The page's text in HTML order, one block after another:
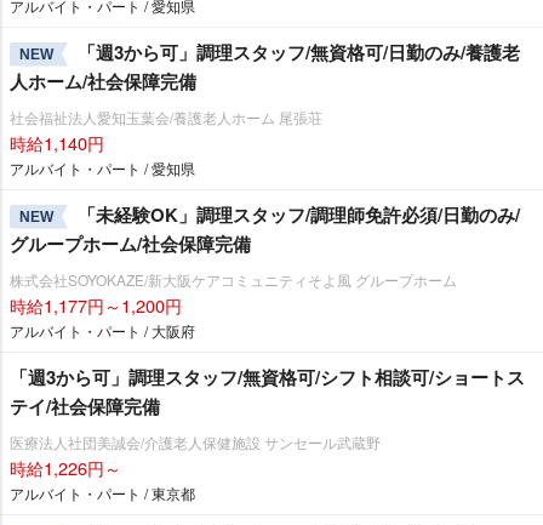
アルバイト・パート / 愛知県
NEW
「週3から可」調理スタッフ/無資格可/日勤のみ/養護老
人ホーム/社会保障完備
社会福祉法人愛知玉葉会/養護老人ホーム 尾張荘
時給1,140円
アルバイト・パート / 愛知県
NEW
「未経験OK」調理スタッフ/調理師免許必須/日勤のみ/
グループホーム/社会保障完備
株式会社SOYOKAZE/新大阪ケアコミュニティそよ風 グループホーム
時給1,177円～1,200円
アルバイト・パート / 大阪府
「週3から可」調理スタッフ/無資格可/シフト相談可/ショートス
テイ/社会保障完備
医療法人社団美誠会/介護老人保健施設 サンセール武蔵野
時給1,226円～
アルバイト・パート / 東京都